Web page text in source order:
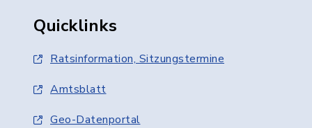
Quicklinks
Ratsinformation, Sitzungstermine
Amtsblatt
Geo-Datenportal